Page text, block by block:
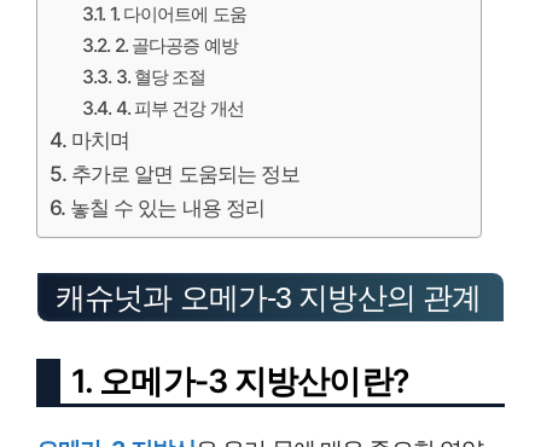
1. 다이어트에 도움
2. 골다공증 예방
3. 혈당 조절
4. 피부 건강 개선
마치며
추가로 알면 도움되는 정보
놓칠 수 있는 내용 정리
캐슈넛과 오메가-3 지방산의 관계
1. 오메가-3 지방산이란?